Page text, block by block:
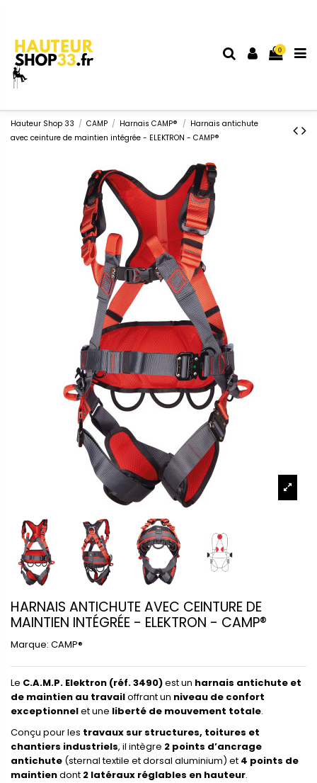
0
Hauteur Shop 33 CAMP Harnais CAMP®
Harnais antichute
avec ceinture de maintien intégrée - ELEKTRON - CAMP®
HARNAIS ANTICHUTE AVEC CEINTURE DE
MAINTIEN INTÉGRÉE - ELEKTRON - CAMP®
Marque: CAMP®
Le C.A.M.P. Elektron (réf. 3490)est un harnais antichute et
de maintien au travailoffrant un niveau de confort
exceptionnelet une liberté de mouvement totale.
Conçu pour les travaux sur structures, toitures et
chantiers industriels, il intègre 2 points d’ancrage
antichute (sternal textile et dorsal aluminium) et 4 points de
maintiendont 2 latéraux réglables en hauteur.